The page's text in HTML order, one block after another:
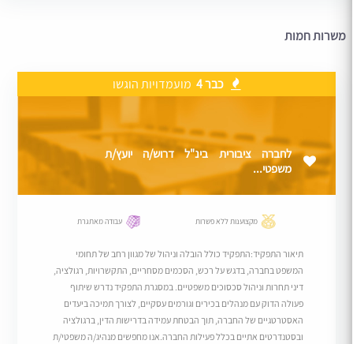
משרות חמות
כבר 4 מועמדויות הוגשו
לחברה ציבורית בינ"ל דרוש/ה יועץ/ת
משפטי...
מקצוענות ללא פשרות עבודה מאתגרת
תיאור התפקיד:התפקיד כולל הובלה וניהול של מגוון רחב של תחומי
המשפט בחברה, בדגש על רכש, הסכמים מסחריים, התקשרויות, רגולציה,
דיני תחרות וניהול סכסוכים משפטיים. במסגרת התפקיד נדרש שיתוף
פעולה הדוק עם מנהלים בכירים וגורמים עסקיים, לצורך תמיכה ביעדים
האסטרטגיים של החברה, תוך הבטחת עמידה בדרישות הדין, ברגולציה
ובסטנדרטים אתיים בכלל פעילות החברה.אנו מחפשים מנהיג/ה משפטי/ת